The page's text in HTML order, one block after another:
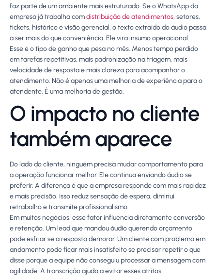
faz parte de um ambiente mais estruturado. Se o WhatsApp da
empresa já trabalha comdistribuição de atendimentos, setores,
tickets, histórico e visão gerencial, o texto extraído do áudio passa
a ser mais do que conveniência. Ele vira insumo operacional.
Esse é o tipo de ganho que pesa no mês. Menos tempo perdido
em tarefas repetitivas, mais padronização na triagem, mais
velocidade de resposta e mais clareza para acompanhar o
atendimento. Não é apenas uma melhoria de experiência para o
atendente. É uma melhoria de gestão.
O impacto no cliente
também aparece
Do lado do cliente, ninguém precisa mudar comportamento para
a operação funcionar melhor. Ele continua enviando áudio se
preferir. A diferença é que a empresa responde com mais rapidez
e mais precisão. Isso reduz sensação de espera, diminui
retrabalho e transmite profissionalismo.
Em muitos negócios, esse fator influencia diretamente conversão
e retenção. Um lead que mandou áudio querendo orçamento
pode esfriar se a resposta demorar. Um cliente com problema em
andamento pode ficar mais insatisfeito se precisar repetir o que
disse porque a equipe não conseguiu processar a mensagem com
agilidade. A transcrição ajuda a evitar esses atritos.